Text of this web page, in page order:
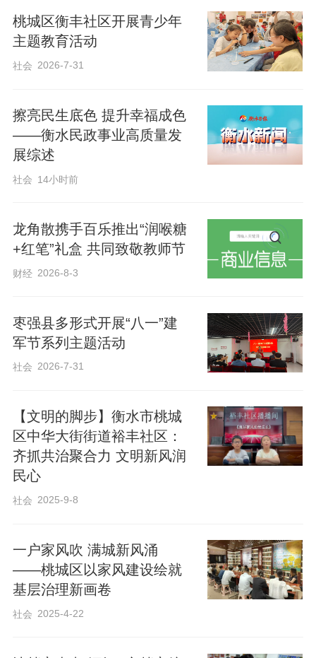
志愿服务过程中，志愿者们还与老人聊家
暖，真正将专业技能转化为有温度的为老
服务，让“整理收纳”成为提升老年生活品质
的贴心举措。“家里一下子亮堂了，住着舒
满是笑容。
此次活动不仅优化了老年居民居家环境，
更传递了尊老敬老的温暖，切实提升了老
责人表示，社区将持续聚焦老年人需求，
联动多方力量开展形式多样的服务活动，
构建更加和谐、温暖、有温度的社区环
境。
桃城区衡丰社区开展青少年
主题教育活动
社会 2026-7-31
擦亮民生底色 提升幸福成色
——衡水民政事业高质量发
展综述
社会 14小时前
龙角散携手百乐推出“润喉糖
+红笔”礼盒 共同致敬教师节
财经 2026-8-3
枣强县多形式开展“八一”建
军节系列主题活动
社会 2026-7-31
【文明的脚步】衡水市桃城
区中华大街街道裕丰社区：
齐抓共治聚合力 文明新风润
民心
社会 2025-9-8
一户家风吹 满城新风涌
——桃城区以家风建设绘就
基层治理新画卷
社会 2025-4-22